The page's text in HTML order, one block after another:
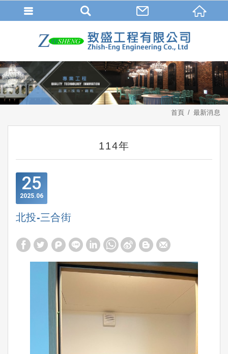
首頁 最新消息
114年
25
06
2025
北投-三合街